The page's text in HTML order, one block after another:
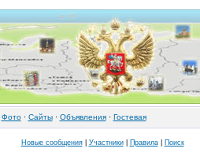
Фото· Cайты· Объявления· Гостевая
Новые сообщения| Участники| Правила| Поиск